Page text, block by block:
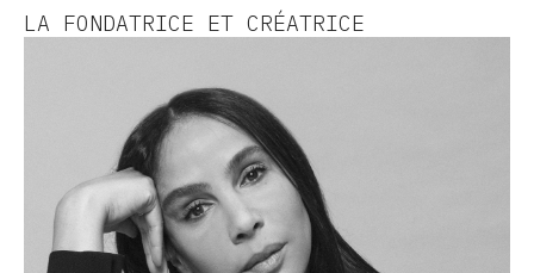
LA FONDATRICE ET CRÉATRICE